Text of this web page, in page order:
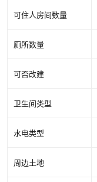
可住人房间数量
厕所数量
可否改建
卫生间类型
水电类型
周边土地